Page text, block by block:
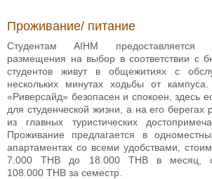
Проживание/ питание
Студентам AIHM предоставляется
размещения на выбор в соответствии с
студентов живут в общежитиях с
нескольких минутах ходьбы от
«Риверсайд» безопасен и спокоен, здесь
для студенческой жизни, а на его
из главных туристических
Проживание предлагается в
апартаментах со всеми удобствами,
7.000 THB до 18.000 THB в месяц,
108.000 THB за семестр.